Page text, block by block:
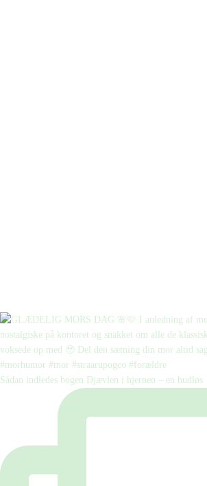
Sådan indledes bogen Djævlen i hjernen – en hudløs